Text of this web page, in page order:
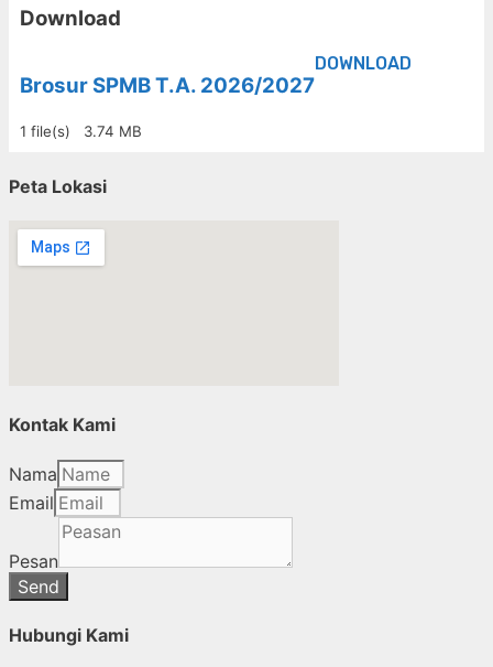
Download
Brosur SPMB T.A. 2026/2027
1 file(s) 3.74 MB
DOWNLOAD
Peta Lokasi
Kontak Kami
Nama
Email
Pesan
Send
Hubungi Kami